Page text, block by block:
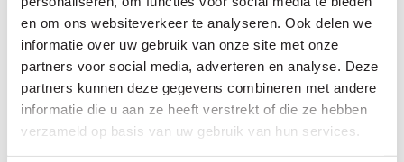
en om ons websiteverkeer te analyseren. Ook delen we
informatie over uw gebruik van onze site met onze
partners voor social media, adverteren en analyse. Deze
partners kunnen deze gegevens combineren met andere
informatie die u aan ze heeft verstrekt of die ze hebben
verzameld op basis van uw gebruik van hun services.